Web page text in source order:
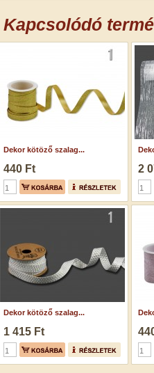
Kapcsolódó
Dekor kötöző szalag...
440 Ft 2
Dekor kötöző szalag...
1 415 Ft